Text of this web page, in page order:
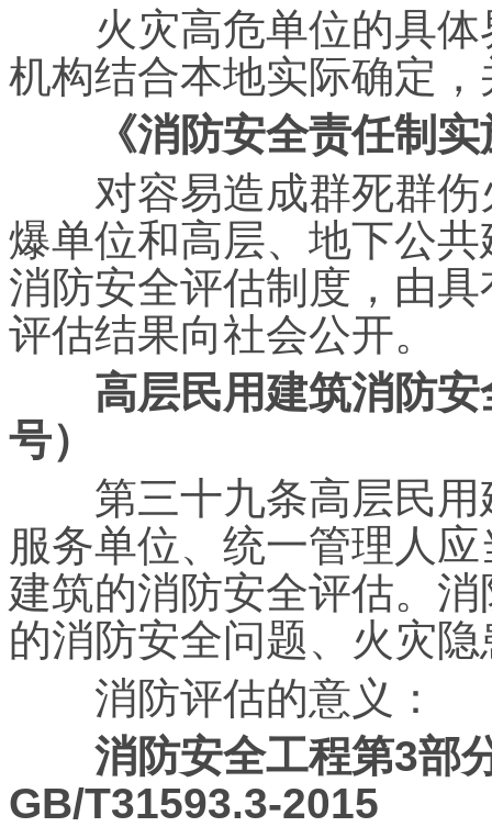
火灾高危单位的具体
机构结合本地实际确定
《消防安全责任制
对容易造成群死群伤
爆单位和高层、地下公
消防安全评估制度，由
评估结果向社会公开。
高层民用建筑消防
号）
第三十九条高层民用
服务单位、统一管理人
建筑的消防安全评估。
的消防安全问题、火灾
消防评估的意义：
消防安全工程第3部
GB/T31593.3-2015